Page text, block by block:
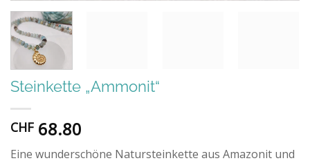
Steinkette „Ammonit“
CHF 68.80
Eine wunderschöne Natursteinkette aus Amazonit und